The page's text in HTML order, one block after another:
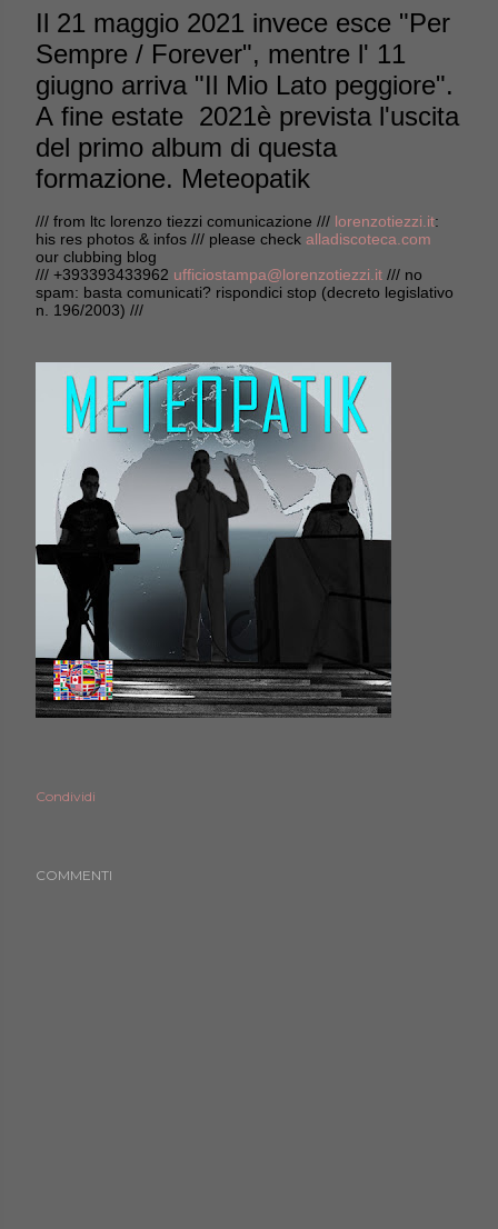
Il 21 maggio 2021 invece esce "Per
Sempre / Forever", mentre l' 11
giugno arriva "Il Mio Lato peggiore".
A fine estate 2021è prevista l'uscita
del primo album di questa
formazione. Meteopatik
/// from ltc lorenzo tiezzi comunicazione /// lorenzotiezzi.it:
his res photos & infos /// please check alladiscoteca.com
our clubbing blog
/// +393393433962 ufficiostampa@lorenzotiezzi.it /// no
spam: basta comunicati? rispondici stop (decreto legislativo
n. 196/2003) ///
Condividi
COMMENTI